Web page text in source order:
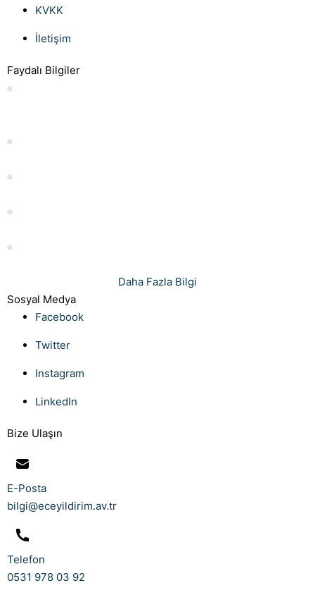
KVKK
İletişim
Faydalı Bilgiler
Daha Fazla Bilgi
Sosyal Medya
Facebook
Twitter
Instagram
LinkedIn
Bize Ulaşın
E-Posta
bilgi@eceyildirim.av.tr
Telefon
0531 978 03 92